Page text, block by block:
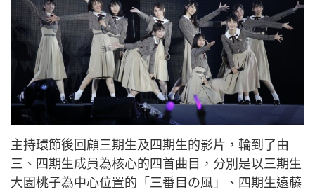
主持環節後回顧三期生及四期生的影片，輪到了由
三、四期生成員為核心的四首曲目，分別是以三期生
大園桃子為中心位置的「三番目の風」、四期生遠藤